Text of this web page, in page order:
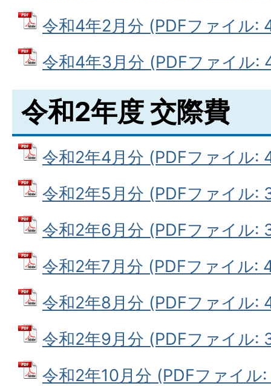
令和4年2月分 (PDFファイル:
令和4年3月分 (PDFファイル:
令和2年度 交際費
令和2年4月分 (PDFファイル:
令和2年5月分 (PDFファイル:
令和2年6月分 (PDFファイル:
令和2年7月分 (PDFファイル:
令和2年8月分 (PDFファイル:
令和2年9月分 (PDFファイル:
令和2年10月分 (PDFファイル